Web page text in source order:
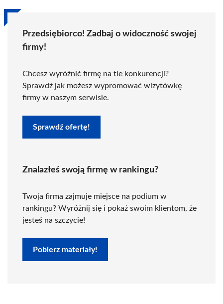
Przedsiębiorco! Zadbaj o widoczność swojej
firmy!
Chcesz wyróżnić firmę na tle konkurencji?
Sprawdź jak możesz wypromować wizytówkę
firmy w naszym serwisie.
Sprawdź ofertę!
Znalazłeś swoją firmę w rankingu?
Twoja firma zajmuje miejsce na podium w
rankingu? Wyróżnij się i pokaż swoim klientom, że
jesteś na szczycie!
Pobierz materiały!